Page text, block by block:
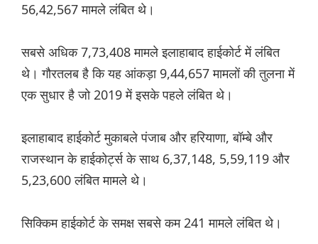
56,42,567 मामले लंबित थे।
सबसे अधिक 7,73,408 मामले इलाहाबाद हाईकोर्ट में लंबित
थे। गौरतलब है कि यह आंकड़ा 9,44,657 मामलों की तुलना में
एक सुधार है जो 2019 में इसके पहले लंबित थे।
इलाहाबाद हाईकोर्ट मुकाबले पंजाब और हरियाणा, बॉम्बे और
राजस्थान के हाईकोर्ट्स के साथ 6,37,148, 5,59,119 और
5,23,600 लंबित मामले थे।
सिक्किम हाईकोर्ट के समक्ष सबसे कम 241 मामले लंबित थे।